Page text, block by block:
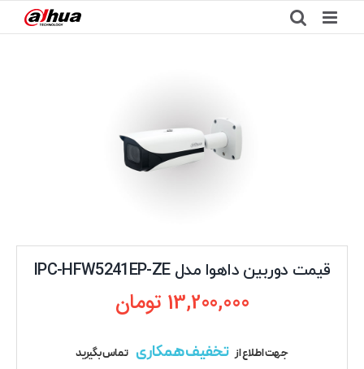
to
قیمت دوربین داهوا مدل IPC-HFW5241EP-ZE
13,200,000 تومان
جهت اطلاع از تخفیف همکاری تماس بگیرید